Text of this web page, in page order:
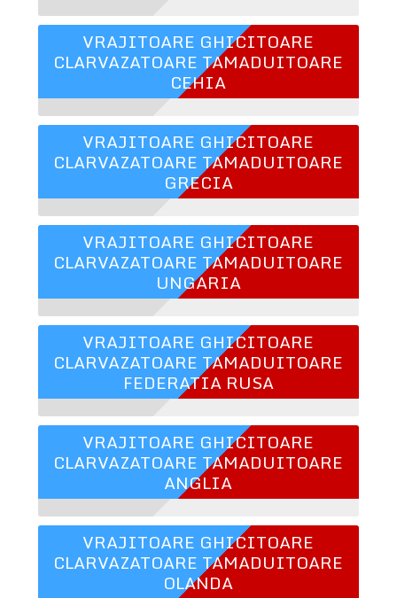
VRAJITOARE GHICITOARE
CLARVAZATOARE TAMADUITOARE
CEHIA
VRAJITOARE GHICITOARE
CLARVAZATOARE TAMADUITOARE
GRECIA
VRAJITOARE GHICITOARE
CLARVAZATOARE TAMADUITOARE
UNGARIA
VRAJITOARE GHICITOARE
CLARVAZATOARE TAMADUITOARE
FEDERATIA RUSA
VRAJITOARE GHICITOARE
CLARVAZATOARE TAMADUITOARE
ANGLIA
VRAJITOARE GHICITOARE
CLARVAZATOARE TAMADUITOARE
OLANDA